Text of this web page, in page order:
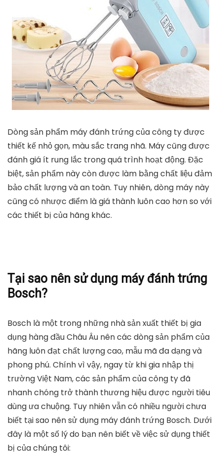
Dòng sản phẩm máy đánh trứng của công ty được
thiết kế nhỏ gọn, màu sắc trang nhã. Máy cũng được
đánh giá ít rung lắc trong quá trình hoạt động. Đặc
biệt, sản phẩm này còn được làm bằng chất liệu đảm
bảo chất lượng và an toàn. Tuy nhiên, dòng máy này
cũng có nhược điểm là giá thành luôn cao hơn so với
các thiết bị của hãng khác.
Tại sao nên sử dụng máy đánh trứng
Bosch?
Bosch là một trong những nhà sản xuất thiết bị gia
dụng hàng đầu Châu Âu nên các dòng sản phẩm của
hãng luôn đạt chất lượng cao, mẫu mã đa dạng và
phong phú. Chính vì vậy, ngay từ khi gia nhập thị
trường Việt Nam, các sản phẩm của công ty đã
nhanh chóng trở thành thương hiệu được người tiêu
dùng ưa chuộng. Tuy nhiên vẫn có nhiều người chưa
biết tại sao nên sử dụng máy đánh trứng Bosch. Dưới
đây là một số lý do bạn nên biết về việc sử dụng thiết
bị của chúng tôi: